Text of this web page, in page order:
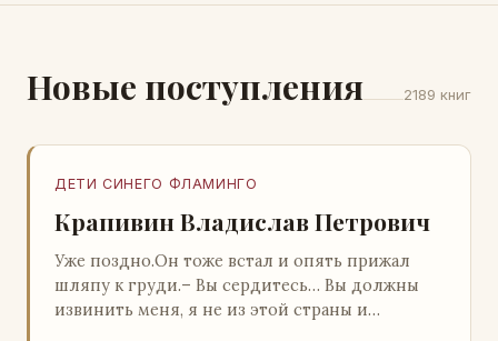
Новые поступления 2189 книг
ДЕТИ СИНЕГО ФЛАМИНГО
Крапивин Владислав Петрович
Уже поздно.Он тоже встал и опять прижал
шляпу к груди.– Вы сердитесь… Вы должны
извинить меня, я не из этой страны и